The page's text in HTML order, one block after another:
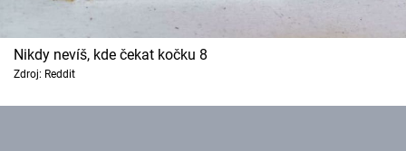
Nikdy nevíš, kde čekat kočku 8
Zdroj: Reddit